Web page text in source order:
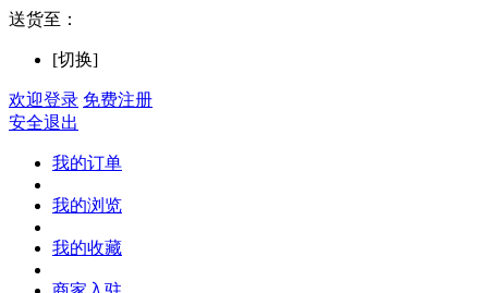
送货至：
[切换]
欢迎登录 免费注册
安全退出
我的订单
我的浏览
我的收藏